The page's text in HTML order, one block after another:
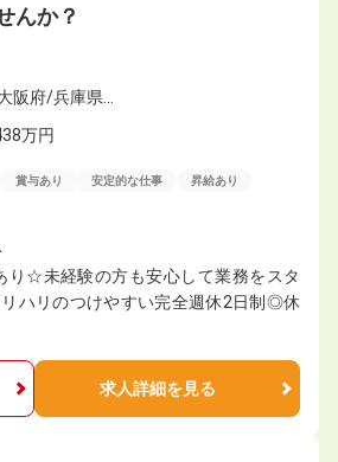
んか？
阪府/兵庫県…
万円
賞与あり 安定的な仕事 昇給あり
り☆未経験の方も安心して業務をスタ
ハリのつけやすい完全週休2日制◎休
求人詳細を見る